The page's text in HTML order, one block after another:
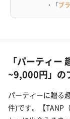
・「ブ
「パーティ
~9,000円」の
パーティーに贈る
件)です。【TANP